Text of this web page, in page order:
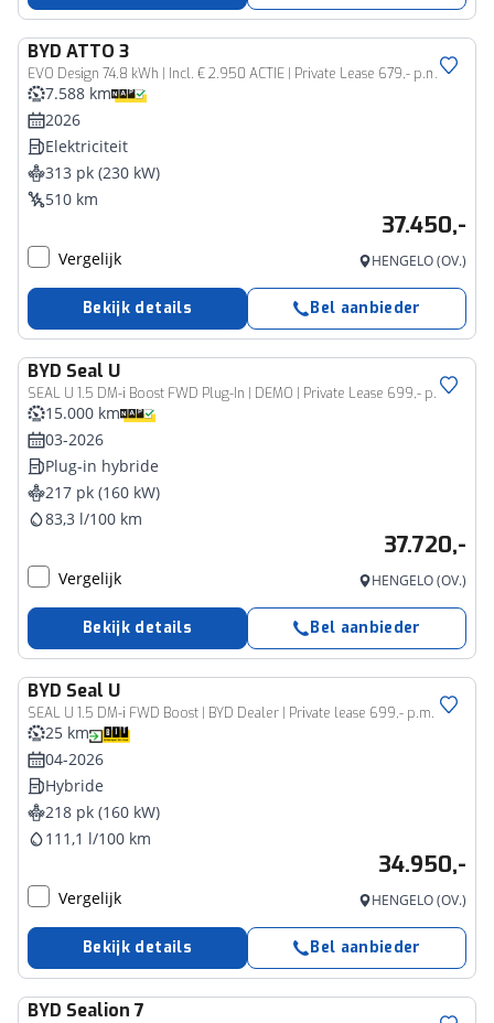
BYD ATTO 3
EVO Design 74.8 kWh | Incl. € 2.950 ACTIE | Private Lease 679,- p.m.
7.588 km
2026
Elektriciteit
313 pk (230 kW)
510 km
37.450,-
Vergelijk HENGELO (OV.)
Bekijk details Bel aanbieder
BYD Seal U
SEAL U 1.5 DM-i Boost FWD Plug-In | DEMO | Private Lease 699,- p.m.
15.000 km
03-2026
Plug-in hybride
217 pk (160 kW)
83,3 l/100 km
37.720,-
Vergelijk HENGELO (OV.)
Bekijk details Bel aanbieder
BYD Seal U
SEAL U 1.5 DM-i FWD Boost | BYD Dealer | Private lease 699,- p.m. |
25 km
04-2026
Hybride
218 pk (160 kW)
111,1 l/100 km
34.950,-
Vergelijk HENGELO (OV.)
Bekijk details Bel aanbieder
BYD Sealion 7